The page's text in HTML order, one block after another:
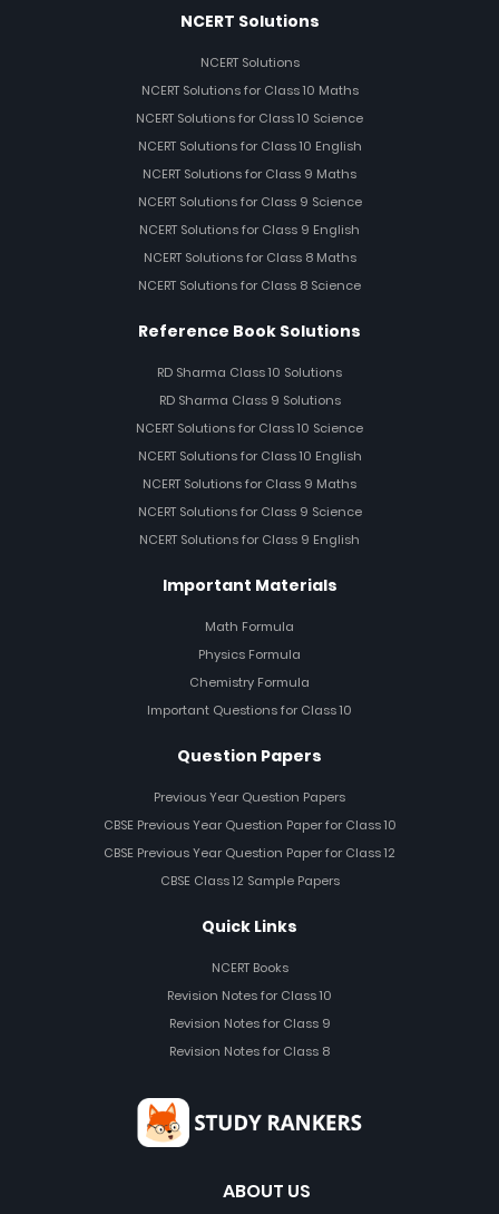
NCERT Solutions
NCERT Solutions
NCERT Solutions for Class 10 Maths
NCERT Solutions for Class 10 Science
NCERT Solutions for Class 10 English
NCERT Solutions for Class 9 Maths
NCERT Solutions for Class 9 Science
NCERT Solutions for Class 9 English
NCERT Solutions for Class 8 Maths
NCERT Solutions for Class 8 Science
Reference Book Solutions
RD Sharma Class 10 Solutions
RD Sharma Class 9 Solutions
NCERT Solutions for Class 10 Science
NCERT Solutions for Class 10 English
NCERT Solutions for Class 9 Maths
NCERT Solutions for Class 9 Science
NCERT Solutions for Class 9 English
Important Materials
Math Formula
Physics Formula
Chemistry Formula
Important Questions for Class 10
Question Papers
Previous Year Question Papers
CBSE Previous Year Question Paper for Class 10
CBSE Previous Year Question Paper for Class 12
CBSE Class 12 Sample Papers
Quick Links
NCERT Books
Revision Notes for Class 10
Revision Notes for Class 9
Revision Notes for Class 8
ABOUT US